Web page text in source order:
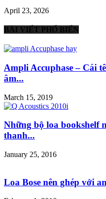
April 23, 2026
BÀI VIẾT PHỔ BIẾN
Ampli Accuphase – Cái
âm...
March 15, 2019
Những bộ loa bookshelf
thanh...
January 25, 2016
Loa Bose nên ghép với